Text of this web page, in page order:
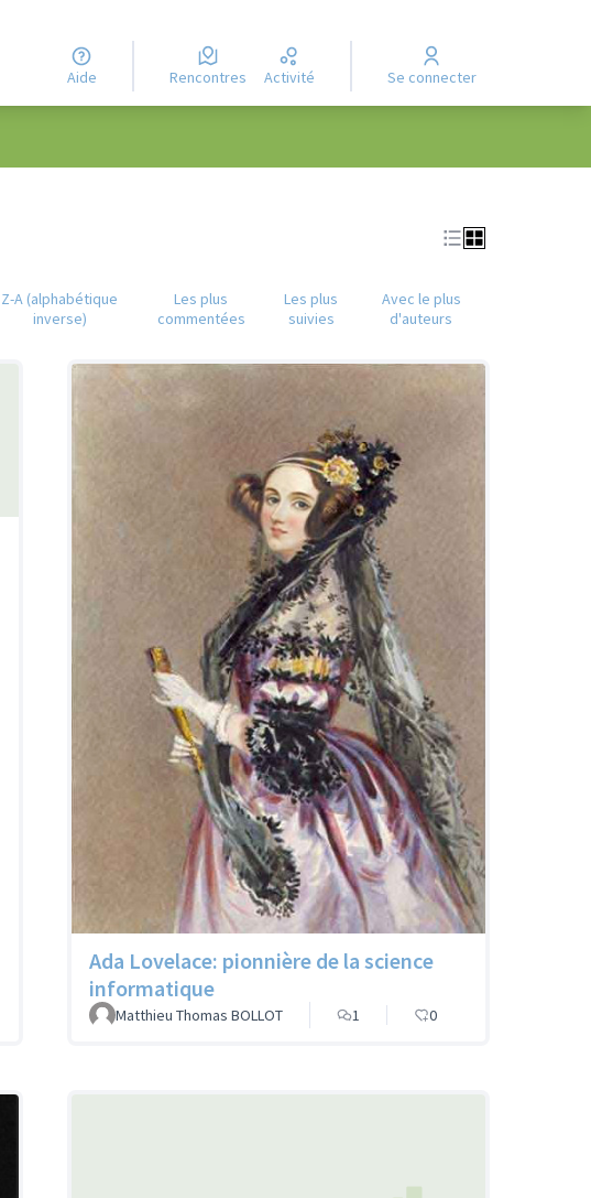
Aide Rencontres Activité Se connecter
Z-A (alphabétique
inverse)
Les plus
commentées
Les plus
suivies
Avec le plus
d'auteurs
Ada Lovelace: pionnière de la science
informatique
Matthieu Thomas BOLLOT 1 0